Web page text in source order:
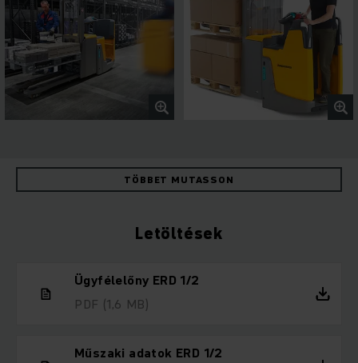
TÖBBET MUTASSON
Letöltések
Ügyfélelőny ERD 1/2
PDF (1,6 MB)
Műszaki adatok ERD 1/2